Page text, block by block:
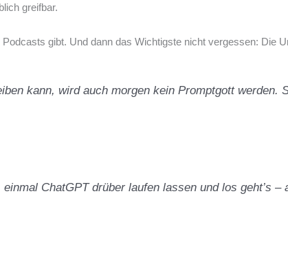
greifbar.
gibt. Und dann das Wichtigste nicht vergessen: Die
kann, wird auch morgen kein Promptgott
ChatGPT drüber laufen lassen und los geht’s